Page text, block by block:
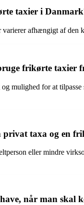
taxier i
afhængigt af den
frikørte taxier
mulighed for at
privat taxa og en
eller mindre
når man skal